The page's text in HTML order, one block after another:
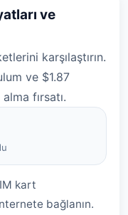
ve
karşılaştırın.
ve $1.87
fırsatı.
kart
bağlanın.